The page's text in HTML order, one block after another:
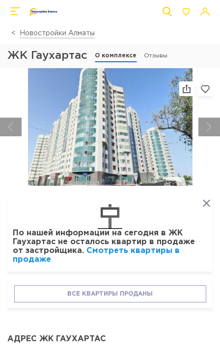
Новостройки Алматы
ЖК Гаухартас О комплексе Отзывы
По нашей информации на сегодня в ЖК
Гаухартас не осталось квартир в продаже
от застройщика. Смотреть квартиры в
продаже
ВСЕ КВАРТИРЫ ПРОДАНЫ
АДРЕС ЖК ГАУХАРТАС